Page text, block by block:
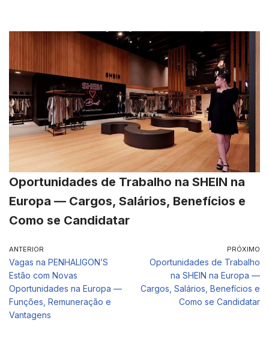
Oportunidades de Trabalho na SHEIN na
Europa — Cargos, Salários, Benefícios e
Como se Candidatar
ANTERIOR
Vagas na PENHALIGON’S
Estão com Novas
Oportunidades na Europa —
Funções, Remuneração e
Vantagens
PRÓXIMO
Oportunidades de Trabalho
na SHEIN na Europa —
Cargos, Salários, Benefícios e
Como se Candidatar